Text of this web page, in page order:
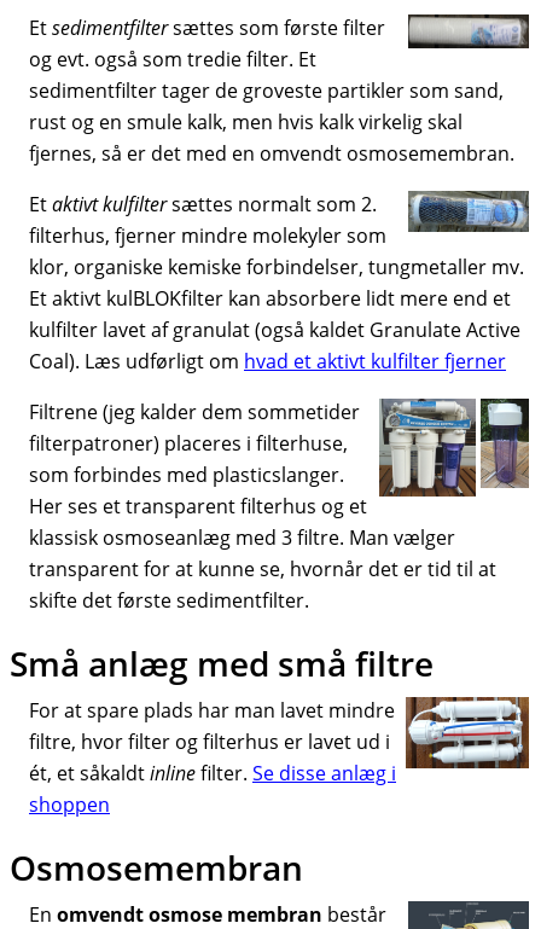
Etsedimentfiltersættes som første filter
og evt. også som tredie filter. Et
sedimentfilter tager de groveste partikler som sand,
rust og en smule kalk, men hvis kalk virkelig skal
fjernes, så er det med en omvendt osmosemembran.
Etaktivt kulfiltersættes normalt som 2.
filterhus, fjerner mindre molekyler som
klor, organiske kemiske forbindelser, tungmetaller mv.
Et aktivt kulBLOKfilter kan absorbere lidt mere end et
kulfilter lavet af granulat (også kaldet Granulate Active
Coal). Læs udførligt om hvad et aktivt kulfilter fjerner
Filtrene (jeg kalder dem sommetider
filterpatroner) placeres i filterhuse,
som forbindes med plasticslanger.
Her ses et transparent filterhus og et
klassisk osmoseanlæg med 3 filtre. Man vælger
transparent for at kunne se, hvornår det er tid til at
skifte det første sedimentfilter.
Små anlæg med små filtre
For at spare plads har man lavet mindre
filtre, hvor filter og filterhus er lavet ud i
ét, et såkaldtinlinefilter. Se disse anlæg i
shoppen
Osmosemembran
En omvendt osmose membran består